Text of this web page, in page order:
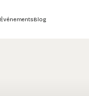
ÉvénementsBlog